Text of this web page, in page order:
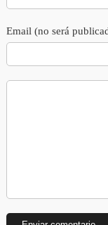
Email (no será